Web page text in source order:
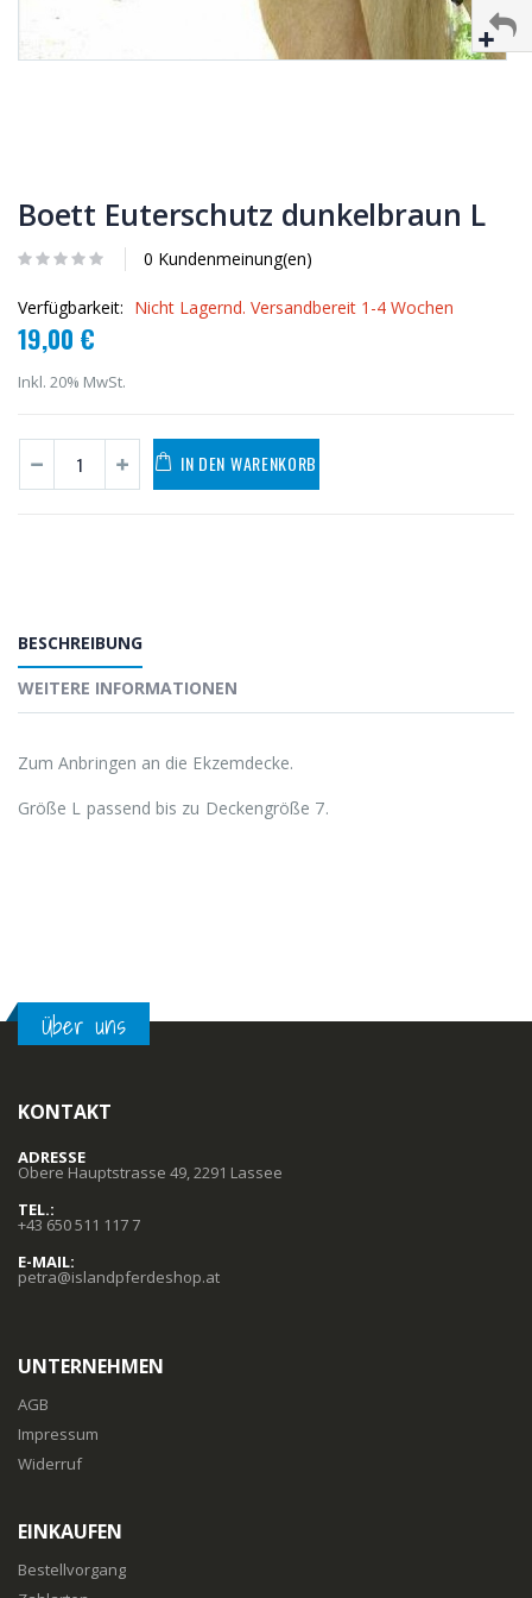
Boett Euterschutz dunkelbraun L
0 Kundenmeinung(en)
Verfügbarkeit: Nicht Lagernd. Versandbereit 1-4 Wochen
19,00 €
Inkl. 20% MwSt.
IN DEN WARENKORB
BESCHREIBUNG
WEITERE INFORMATIONEN
Zum Anbringen an die Ekzemdecke.
Größe L passend bis zu Deckengröße 7.
Über uns
KONTAKT
ADRESSE
Obere Hauptstrasse 49, 2291 Lassee
TEL.:
+43 650 511 117 7
E-MAIL:
petra@islandpferdeshop.at
UNTERNEHMEN
AGB
Impressum
Widerruf
EINKAUFEN
Bestellvorgang